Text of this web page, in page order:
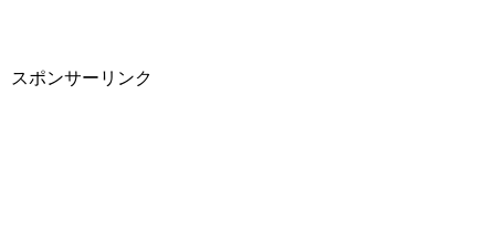
スポンサーリンク